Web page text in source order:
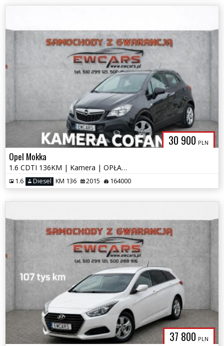
30 900 PLN
Opel Mokka
1.6 CDTI 136KM | Kamera | OPŁACONY | Navi | Hak 1500kg
1.6 Diesel KM 136 2015 164000
37 800 PLN